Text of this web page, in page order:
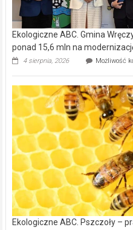
Ekologiczne ABC. Gmina
ponad 15,6 mln na
4 sierpnia, 2026 Możliwość
Ekologiczne ABC. Pszczoły –